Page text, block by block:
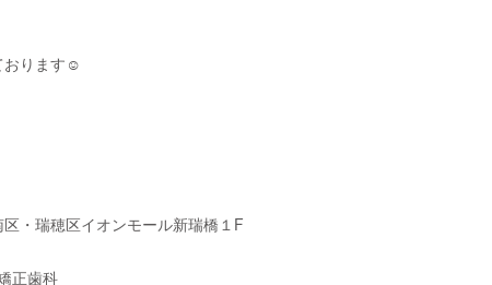
ります ☺️
・瑞穂区イオンモール新瑞橋１ F
正歯科